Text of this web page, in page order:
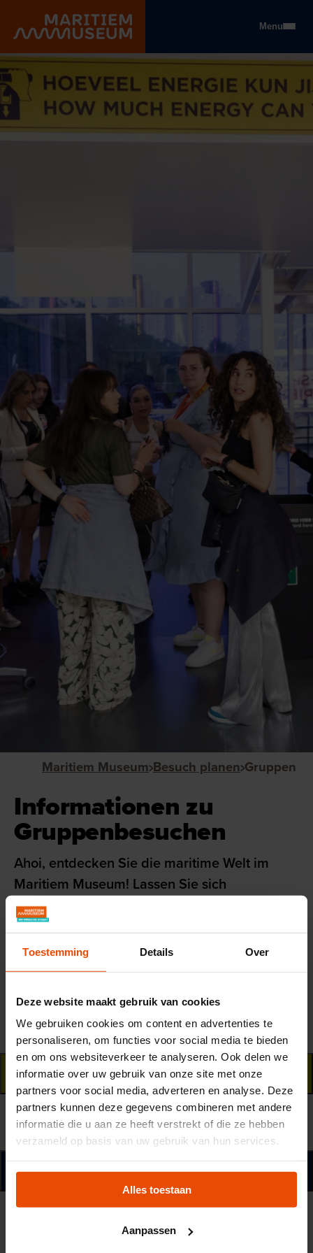
Toestemming Details Over
Deze website maakt gebruik van cookies
We gebruiken cookies om content en advertenties te
personaliseren, om functies voor social media te bieden
en om ons websiteverkeer te analyseren. Ook delen we
informatie over uw gebruik van onze site met onze
partners voor social media, adverteren en analyse. Deze
partners kunnen deze gegevens combineren met andere
informatie die u aan ze heeft verstrekt of die ze hebben
verzameld op basis van uw gebruik van hun services.
Alles toestaan
Aanpassen
Gehe zum Hauptinhalt Menu
Maritiem Museum Besuch planen Gruppen
Informationen zu
Gruppenbesuchen
Ahoi, entdecken Sie die maritime Welt im
Maritiem Museum! Lassen Sie sich
herumführen, kommen Sie an Bord für eine
Rundfahrt und runden Sie den Ausflug mit
einem Mittagsimbiss oder einem Umtrunk in
unserem Museumscafé mit Blick auf den
Preise für Gruppen
Touren
Einzigartige Rundfahrt mit einem
Museumsschiff
Informationen für Reiseveranstalter
den Museumshafen.